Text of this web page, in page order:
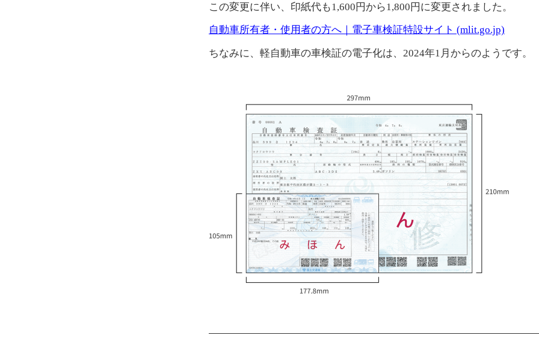
この変更に伴い、印紙代も1,600円から1,800円に変更されました。
自動車所有者・使用者の方へ｜電子車検証特設サイト (mlit.go.jp)
ちなみに、軽自動車の車検証の電子化は、2024年1月からのようです。